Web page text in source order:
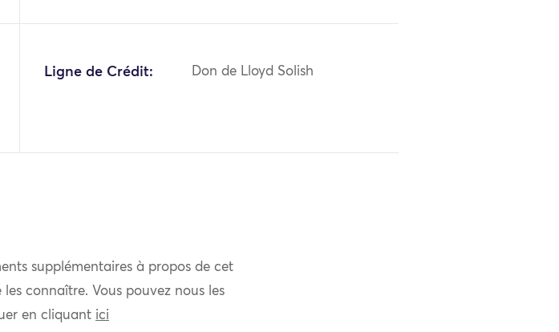
Ligne de Crédit: Don de Lloyd Solish
supplémentaires à propos de cet
connaître. Vous pouvez nous les
en cliquant ici